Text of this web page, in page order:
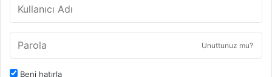
Unuttunuz mu?
Beni hatırla